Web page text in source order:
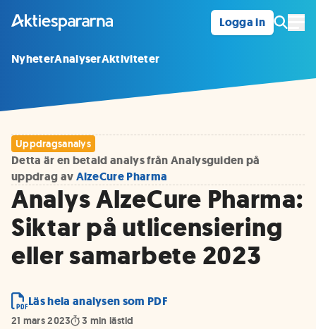
Logga in
NyheterAnalyserAktiviteter
Uppdragsanalys
Detta är en betald analys från Analysguiden på
uppdrag avAlzeCure Pharma
Analys AlzeCure Pharma:
Siktar på utlicensiering
eller samarbete 2023
Läs hela analysen som PDF
21 mars 2023 3 min lästid